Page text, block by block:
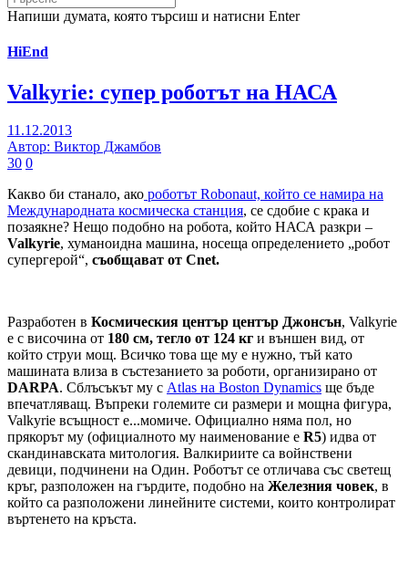
Напиши думата, която търсиш и натисни Enter
HiEnd
Valkyrie: супер роботът на НАСА
11.12.2013
Автор: Виктор Джамбов
30 0
Какво би станало, ако роботът Robonaut, който се намира на
Международната космическа станция, се сдобие с крака и
позаякне? Нещо подобно на робота, който НАСА разкри –
Valkyrie, хуманоидна машина, носеща определението „робот
супергерой“, съобщават от Cnet.
Разработен в Космическия център център Джонсън, Valkyrie
е с височина от 180 см, тегло от 124 кг и външен вид, от
който струи мощ. Всичко това ще му е нужно, тъй като
машината влиза в състезанието за роботи, организирано от
DARPA. Сблъсъкът му с Atlas на Boston Dynamics ще бъде
впечатляващ. Въпреки големите си размери и мощна фигура,
Valkyrie всъщност е...момиче. Официално няма пол, но
прякорът му (официалното му наименование е R5) идва от
скандинавската митология. Валкириите са войнствени
девици, подчинени на Один. Роботът се отличава със светещ
кръг, разположен на гърдите, подобно на Железния човек, в
който са разположени линейните системи, които контролират
въртенето на кръста.